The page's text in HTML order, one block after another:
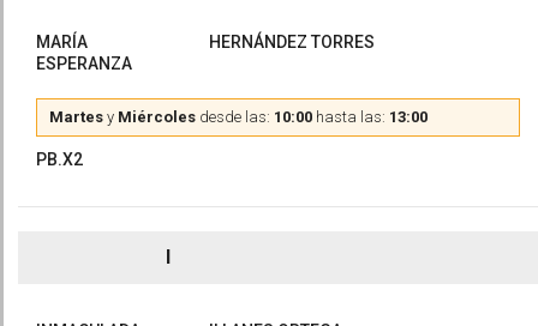
MARÍA
ESPERANZA
HERNÁNDEZ TORRES
Martes y Miércoles desde las: 10:00 hasta las: 13:00
PB.X2
I